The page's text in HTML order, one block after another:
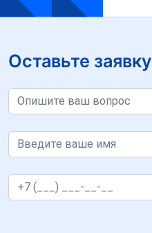
Оставьте заявку